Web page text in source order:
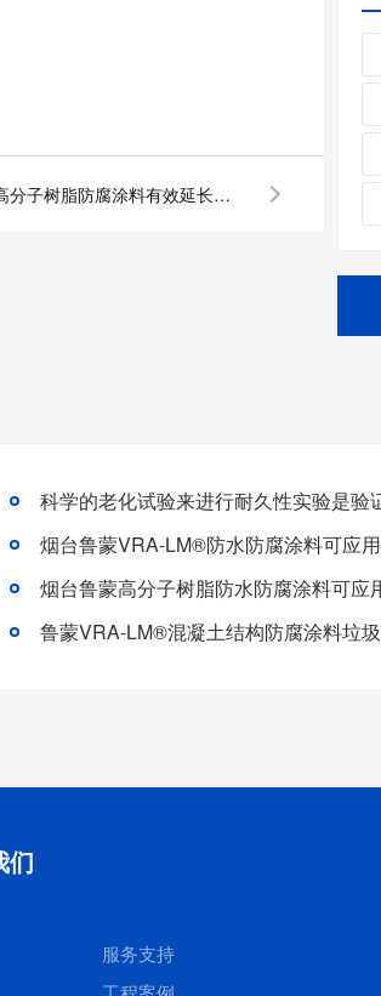
鲁蒙水性高分子树脂防腐涂料有效延长其使用寿命、提升防护性能
们
服务支持